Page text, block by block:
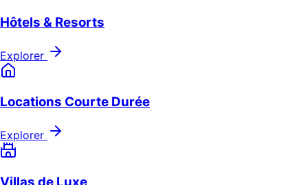
Hôtels & Resorts
Explorer
Locations Courte Durée
Explorer
Villas de Luxe